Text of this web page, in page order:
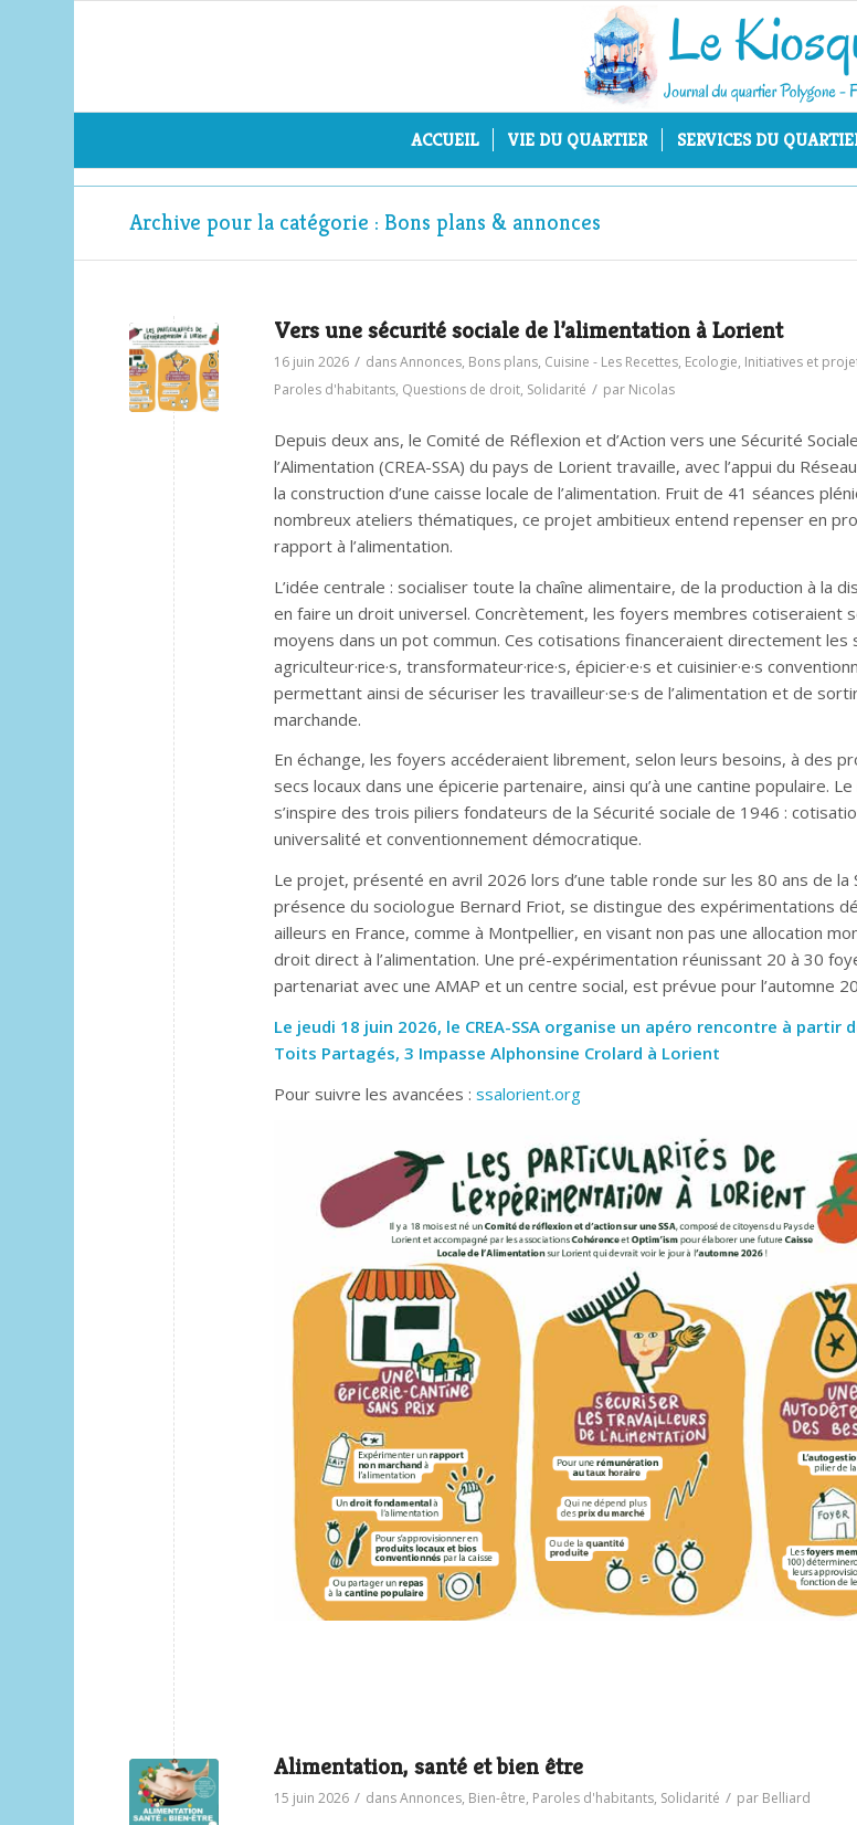
ACCUEIL VIE DU QUARTIER SERVICES DU
Archive pour la catégorie : Bons plans & annonces
Vers une sécurité sociale de l’alimentation à Lorient
16 juin 2026 / dansAnnonces, Bons plans, Cuisine - Les Recettes, Ecologie, Initiatives et
Paroles d'habitants, Questions de droit, Solidarité / par Nicolas
Depuis deux ans, le Comité de Réflexion et d’Action vers une Sécurité
l’Alimentation (CREA-SSA) du pays de Lorient travaille, avec l’appui du
la construction d’une caisse locale de l’alimentation. Fruit de 41 séances
nombreux ateliers thématiques, ce projet ambitieux entend repenser en
rapport à l’alimentation.
L’idée centrale : socialiser toute la chaîne alimentaire, de la production à la
en faire un droit universel. Concrètement, les foyers membres cotiseraient
moyens dans un pot commun. Ces cotisations financeraient directement les
agriculteur·rice·s, transformateur·rice·s, épicier·e·s et cuisinier·e·s
permettant ainsi de sécuriser les travailleur·se·s de l’alimentation et de
marchande.
En échange, les foyers accéderaient librement, selon leurs besoins, à des
secs locaux dans une épicerie partenaire, ainsi qu’à une cantine populaire.
s’inspire des trois piliers fondateurs de la Sécurité sociale de 1946 :
universalité et conventionnement démocratique.
Le projet, présenté en avril 2026 lors d’une table ronde sur les 80 ans de la
présence du sociologue Bernard Friot, se distingue des expérimentations
ailleurs en France, comme à Montpellier, en visant non pas une allocation
droit direct à l’alimentation. Une pré-expérimentation réunissant 20 à 30
partenariat avec une AMAP et un centre social, est prévue pour l’automne
Le jeudi 18 juin 2026, le CREA-SSA organise un apéro rencontre à partir
Toits Partagés, 3 Impasse Alphonsine Crolard à Lorient
Pour suivre les avancées :ssalorient.org
Alimentation, santé et bien être
15 juin 2026 / dansAnnonces, Bien-être, Paroles d'habitants, Solidarité / par Belliard